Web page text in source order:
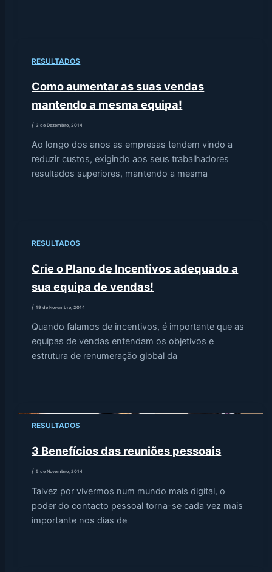
RESULTADOS
Como aumentar as suas vendas
mantendo a mesma equipa!
/3 de Dezembro, 2014
Ao longo dos anos as empresas tendem vindo a
reduzir custos, exigindo aos seus trabalhadores
resultados superiores, mantendo a mesma
RESULTADOS
Crie o Plano de Incentivos adequado a
sua equipa de vendas!
/19 de Novembro, 2014
Quando falamos de incentivos, é importante que as
equipas de vendas entendam os objetivos e
estrutura de renumeração global da
RESULTADOS
3 Benefícios das reuniões pessoais
/5 de Novembro, 2014
Talvez por vivermos num mundo mais digital, o
poder do contacto pessoal torna-se cada vez mais
importante nos dias de